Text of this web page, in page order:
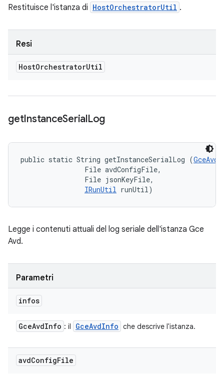
Restituisce l'istanza di HostOrchestratorUtil .
Resi
HostOrchestratorUtil
getInstanceSerialLog
public static String getInstanceSerialLog (
                File avdConfigFile,
                File jsonKeyFile,
IRunUtil runUtil)
Legge i contenuti attuali del log seriale dell'istanza Gce
Avd.
Parametri
infos
GceAvdInfo : il GceAvdInfo che descrive l'istanza.
avdConfigFile